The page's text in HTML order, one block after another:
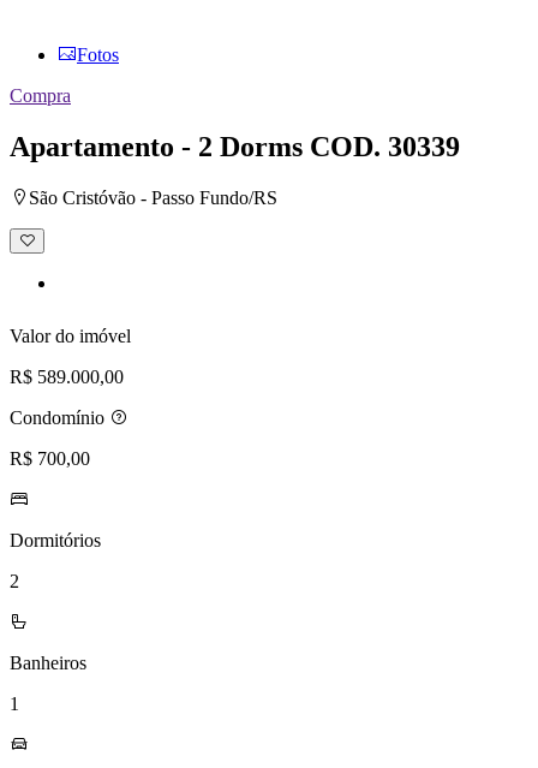
Fotos
Compra
Apartamento - 2 Dorms COD. 30339
São Cristóvão - Passo Fundo/RS
Adicionar
à
Valor do imóvel
R$ 589.000,00
Condomínio
R$ 700,00
Dormitórios
2
Banheiros
1